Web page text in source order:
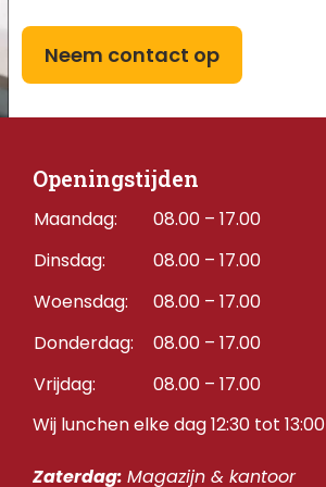
Neem contact op
Openingstijden
Maandag:
08.00 – 17.00
Dinsdag:
08.00 – 17.00
Woensdag:
08.00 – 17.00
Donderdag: 08.00 – 17.00
Vrijdag:
08.00 – 17.00
Wij lunchen elke dag 12:30 tot 13:00
Zaterdag: Magazijn & kantoor